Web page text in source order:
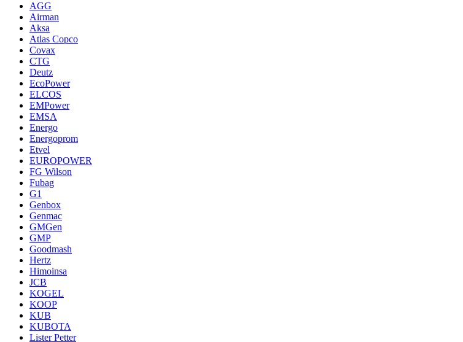
AGG
Airman
Aksa
Atlas Copco
Covax
CTG
Deutz
EcoPower
ELCOS
EMPower
EMSA
Energo
Energoprom
Etvel
EUROPOWER
FG Wilson
Fubag
G1
Genbox
Genmac
GMGen
GMP
Goodmash
Hertz
Himoinsa
JCB
KOGEL
KOOP
KUB
KUBOTA
Lister Petter